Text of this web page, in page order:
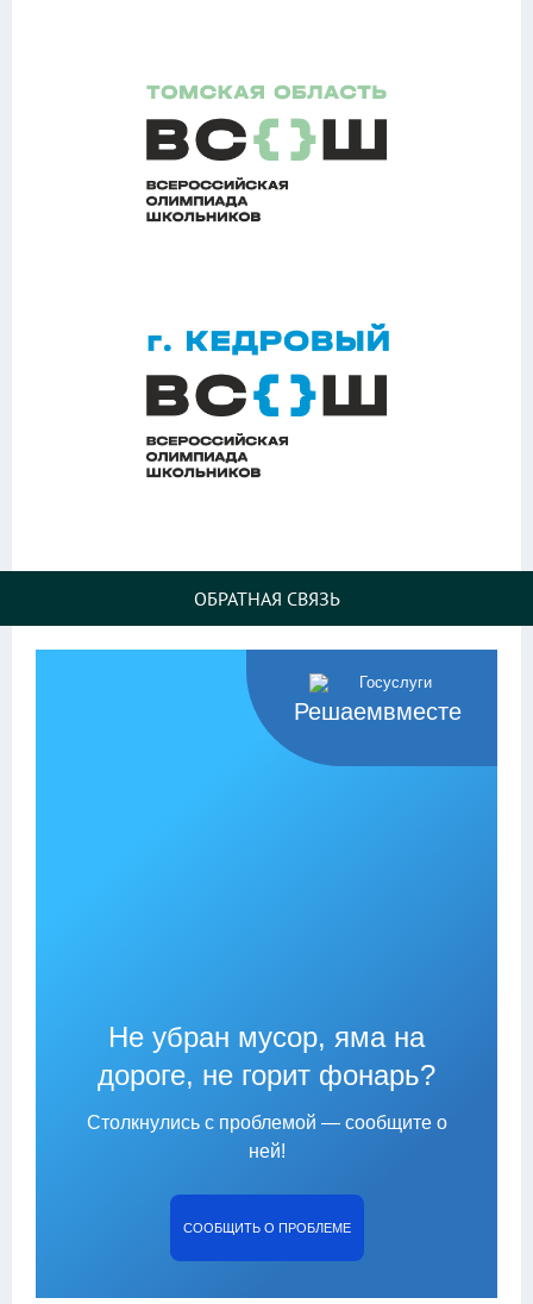
ОБРАТНАЯ СВЯЗЬ
Решаемвместе
Не убран мусор, яма на
дороге, не горит фонарь?
Столкнулись с проблемой — сообщите о
ней!
СООБЩИТЬ О ПРОБЛЕМЕ